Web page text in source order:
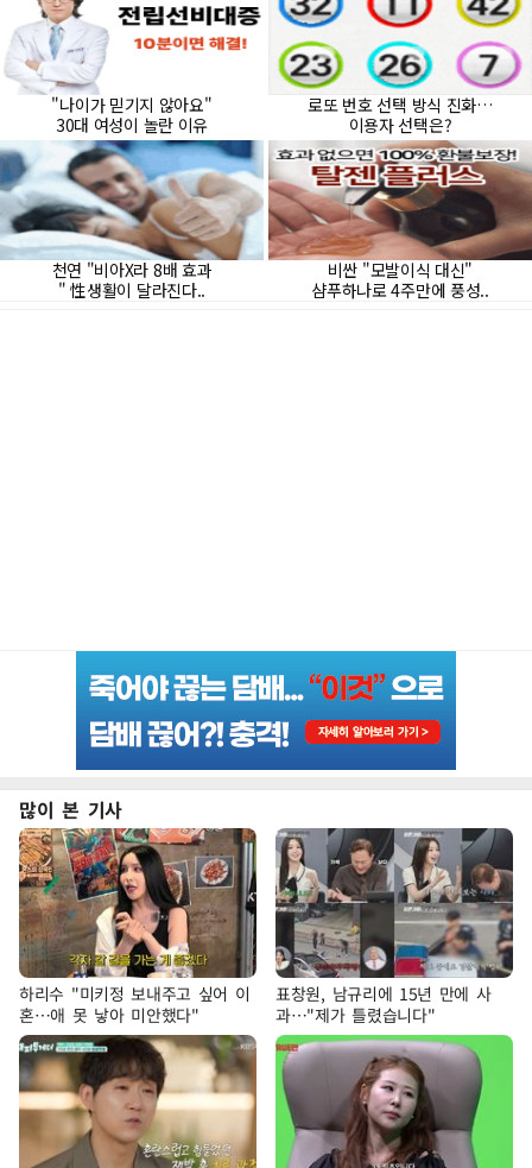
많이 본 기사
하리수 "미키정 보내주고 싶어 이
혼…애 못 낳아 미안했다"
표창원, 남규리에 15년 만에 사
과…"제가 틀렸습니다"